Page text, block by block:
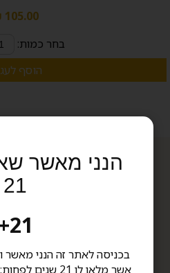
105.00 ₪
בחר כמות:
הוסף
מדיניות פרטיות
הנני מאשר
21
21+